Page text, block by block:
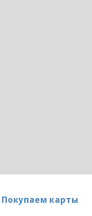
Покупаем карты